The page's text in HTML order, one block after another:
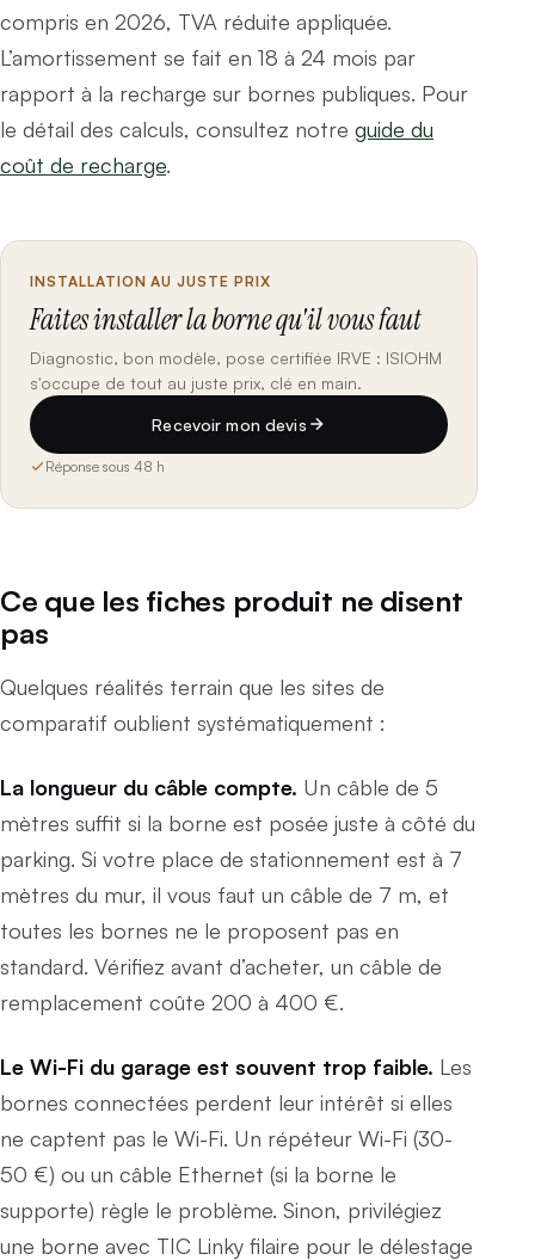
compris en 2026, TVA réduite appliquée.
L’amortissement se fait en 18 à 24 mois par
rapport à la recharge sur bornes publiques. Pour
le détail des calculs, consultez notre guide du
coût de recharge.
INSTALLATION AU JUSTE PRIX
Faites installer la borne qu'il vous faut
Diagnostic, bon modèle, pose certifiée IRVE : ISIOHM
s'occupe de tout au juste prix, clé en main.
Recevoir mon devis
Réponse sous 48 h
Ce que les fiches produit ne disent
pas
Quelques réalités terrain que les sites de
comparatif oublient systématiquement :
La longueur du câble compte. Un câble de 5
mètres suffit si la borne est posée juste à côté du
parking. Si votre place de stationnement est à 7
mètres du mur, il vous faut un câble de 7 m, et
toutes les bornes ne le proposent pas en
standard. Vérifiez avant d’acheter, un câble de
remplacement coûte 200 à 400 €.
Le Wi-Fi du garage est souvent trop faible. Les
bornes connectées perdent leur intérêt si elles
ne captent pas le Wi-Fi. Un répéteur Wi-Fi (30-
50 €) ou un câble Ethernet (si la borne le
supporte) règle le problème. Sinon, privilégiez
une borne avec TIC Linky filaire pour le délestage